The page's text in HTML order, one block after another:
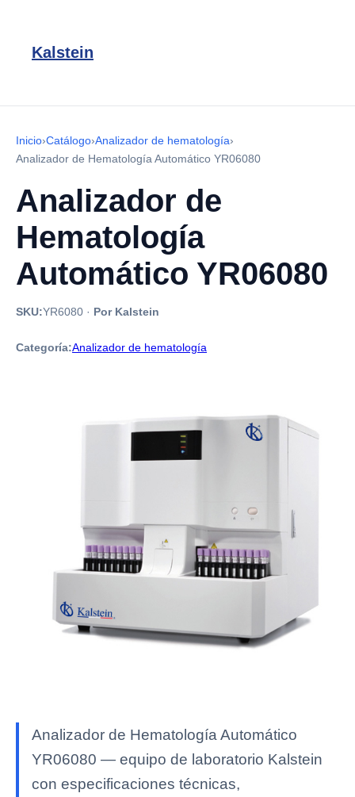
Kalstein
Inicio›Catálogo›Analizador de hematología›
Analizador de Hematología Automático YR06080
Analizador de
Hematología
Automático YR06080
SKU:YR6080 · Por Kalstein
Categoría:Analizador de hematología
Analizador de Hematología Automático
YR06080 — equipo de laboratorio Kalstein
con especificaciones técnicas,